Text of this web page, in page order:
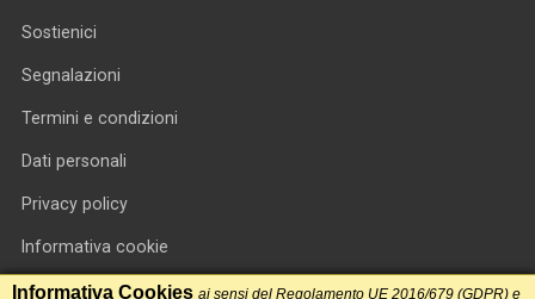
Sostienici
Segnalazioni
Termini e condizioni
Dati personali
Privacy policy
Informativa cookie
RSS feed
Informativa Cookies ai sensi del Regolamento UE 2016/679 (GDPR) e